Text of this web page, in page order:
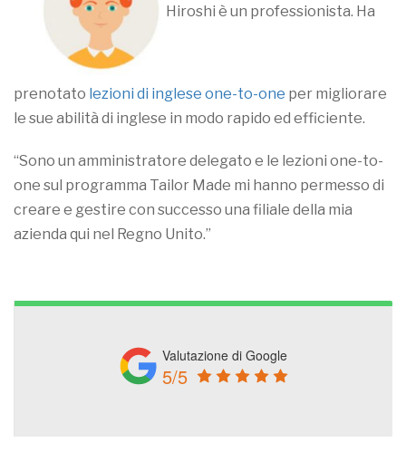
Hiroshi è un professionista. Ha
prenotato lezioni di inglese one-to-one per migliorare
le sue abilità di inglese in modo rapido ed efficiente.
“Sono un amministratore delegato e le lezioni one-to-
one sul programma Tailor Made mi hanno permesso di
creare e gestire con successo una filiale della mia
azienda qui nel Regno Unito.”
Valutazione di Google
5/5